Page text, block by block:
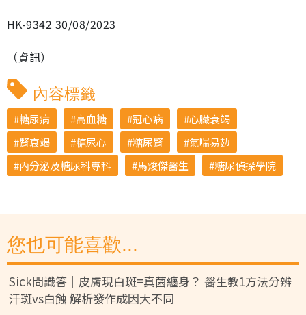
HK-9342 30/08/2023
（資訊）
內容標籤
糖尿病 高血糖 冠心病
心臟衰竭
腎衰竭
糖尿心 糖尿腎
氣喘易攰
內分泌及糖尿科專科
馬焌傑醫生 糖尿偵探學院
您也可能喜歡...
Sick問識答｜皮膚現白斑=真菌纏身？ 醫生教1方法分辨
汗斑vs白蝕 解析發作成因大不同